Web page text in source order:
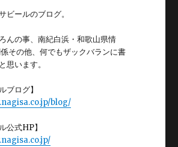
ビールのブログ。
んの事、南紀白浜・和歌山県情
その他、何でもザックバランに書
思います。
ブログ】
blog/
公式HP】